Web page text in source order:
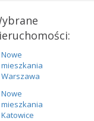
Nowe
mieszkania
Warszawa
Nowe
mieszkania
Katowice